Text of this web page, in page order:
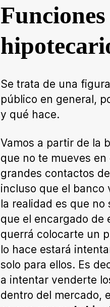
Se trata de una
público en general,
y qué hace.
Vamos a partir de la
que no te mueves
grandes contactos
incluso que el banco
la realidad es que
que el encargado de
querrá colocarte un
lo hace estará
solo para ellos. Es
a intentar venderte
dentro del mercado,